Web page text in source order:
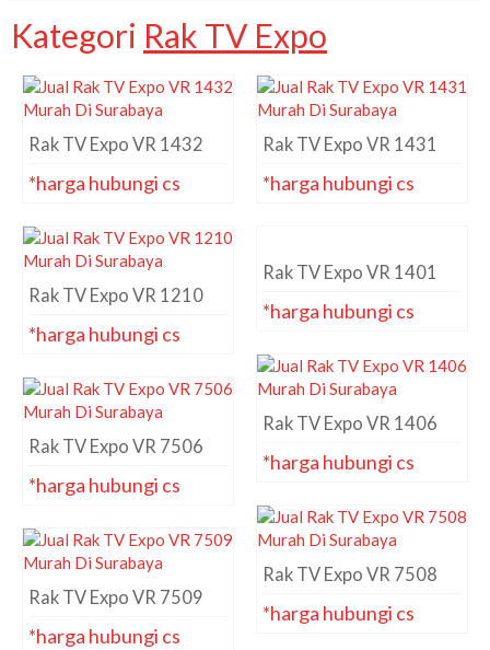
Kategori Rak TV Expo
Rak TV Expo VR 1432
*harga hubungi cs
Rak TV Expo VR 1431
*harga hubungi cs
Rak TV Expo VR 1210
*harga hubungi cs
Rak TV Expo VR 1401
*harga hubungi cs
Rak TV Expo VR 1406
*harga hubungi cs
Rak TV Expo VR 7506
*harga hubungi cs
Rak TV Expo VR 7508
*harga hubungi cs
Rak TV Expo VR 7509
*harga hubungi cs